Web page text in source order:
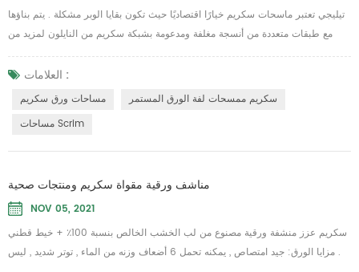
تيليجي تعتبر ماسحات سكريم خيارًا اقتصاديًا حيث تكون بقايا الوبر مشكلة . يتم بناؤها
مع طبقات متعددة من أنسجة مغلفة ومدعومة بشبكة سكريم من النايلون لمزيد من
القوة ولكنها لن تخدش معظم الأسطح . تكلفة منخفضة , نسالة منخفضة , لا توجد
خطوط , مثالية للزجاج , المرايا , الفولاذ المقاوم للصدأ وتنظيف الأسطح الملساء .
يمكن استخدامها على نطاق واسع في سطور الطيران , السيارات , خدمات الطعام
العلامات :
مساحات ورق سكريم
سكريم ممسحات لفة الورق المستمر
مساحات Scrim
مناشف ورقية مقواة سكريم ومنتجات صحية
NOV 05, 2021
سكريم عزز منشفة ورقية مصنوع من لب الخشب الخالص بنسبة 100٪ + خيط قطني
. مزايا الورق: جيد امتصاص , يمكنه تحمل 6 أضعاف وزنه من الماء , توتر شديد , ليس